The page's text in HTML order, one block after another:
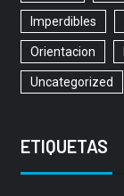
Imperdibles
Orientacion
Uncategorized
ETIQUETAS